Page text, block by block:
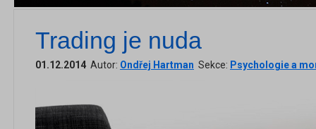
Trading je nuda
01.12.2014 Autor: Ondřej Hartman Sekce: Psychologie a